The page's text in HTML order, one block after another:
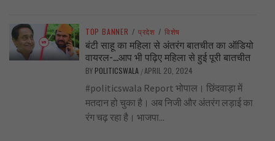
TOP BANNER / प्रदेश / विशेष
बंटी साहू का महिला से अंतरंग बातचीत का ऑडियो
वायरल-…आप भी पढ़िए महिला से हुई पूरी बातचीत
BY POLITICSWALA /APRIL 20, 2024
#politicswala Report भोपाल। छिंदवाड़ा में
मतदान हो चुका है। अब निजी और अंतरंग लड़ाई का
रंग चढ़ रहा है। भाजपा...